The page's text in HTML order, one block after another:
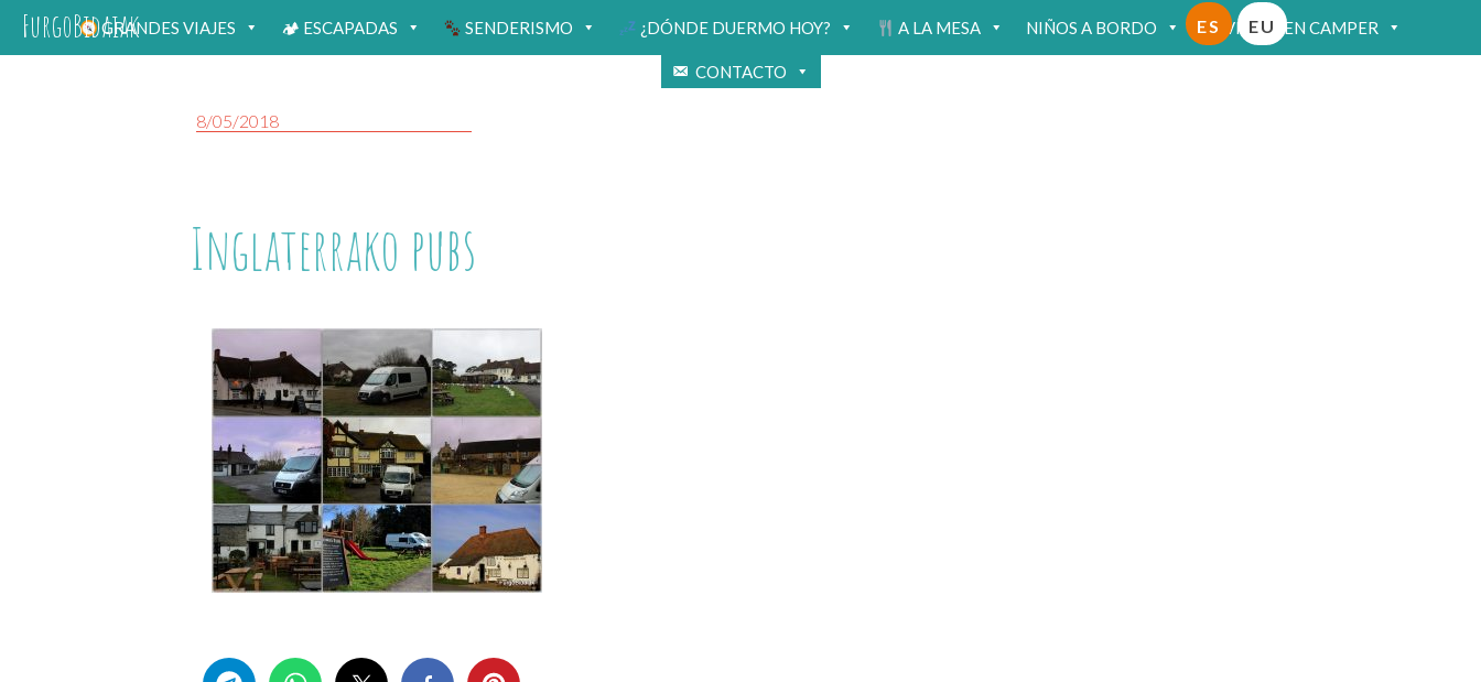
FurgoBidaiakGRANDES VIAJES 🏕 ESCAPADAS SENDERISMO ¿DÓNDE DUERMO HOY? A LA MESA NIÑOS A BORDO VIAJAR EN CAMPER
CONTACTO
ES EU
8/05/2018
Inglaterrako pubs